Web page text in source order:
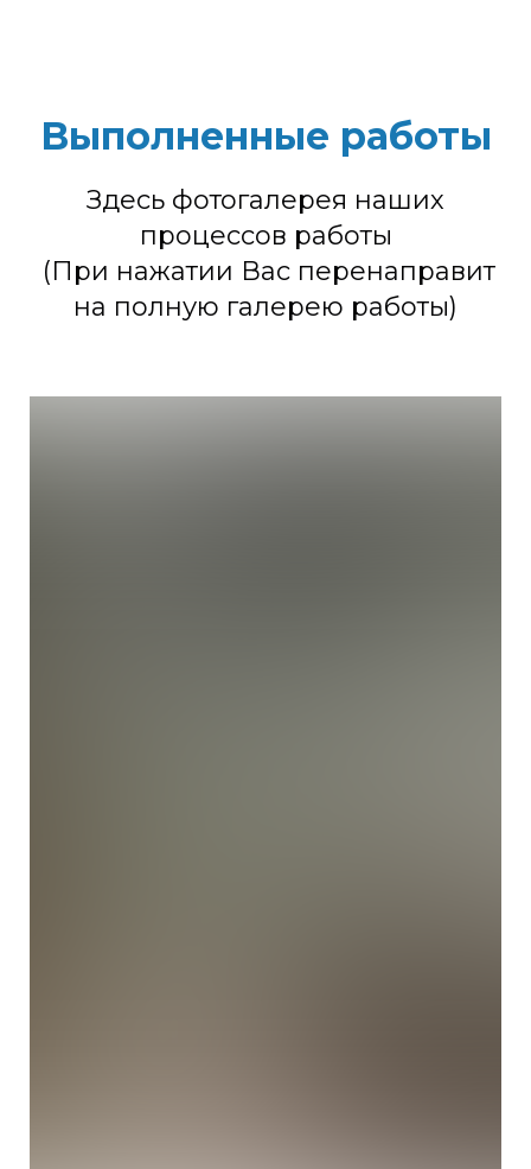
Перегрев двигателя;
Увеличение давления в системе
охлаждения;
Кипение системы охлаждения
автомобиля;
Выполненные работы
Здесь фотогалерея наших
процессов работы
(При нажатии Вас перенаправит
на полную галерею работы)